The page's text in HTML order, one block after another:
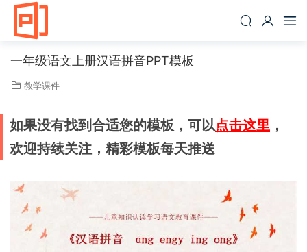
一年级语文上册汉语拼音PPT模板
教学课件
如果没有找到合适您的模板，可以点击这里 ，
欢迎持续关注，精彩模板每天推送